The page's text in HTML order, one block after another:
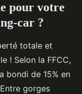
car en
et
pour votre
car ?
totale et
! Selon la FFCC,
bondi de 15% en
gorges